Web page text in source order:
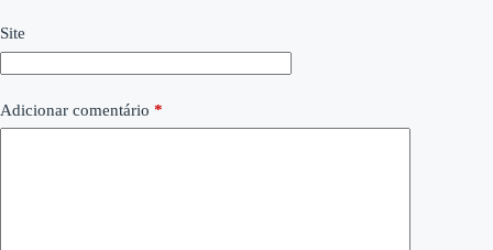
Site
Adicionar comentário *